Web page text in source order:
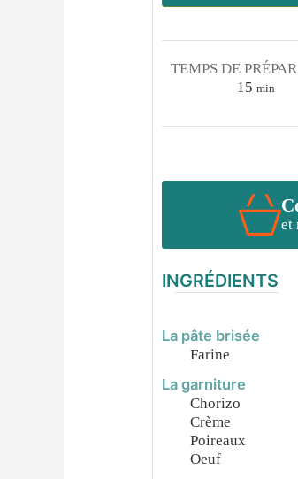
TEMPS DE
15minutes
min
et
INGRÉDIENTS
La pâte brisée
Farine
La garniture
Chorizo
Crème
Poireaux
Oeuf